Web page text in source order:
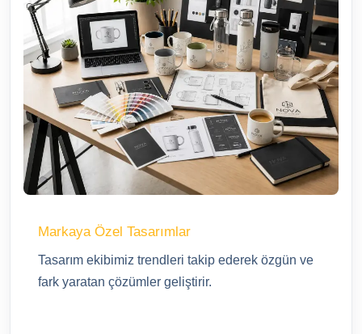
Markaya Özel Tasarımlar
Tasarım ekibimiz trendleri takip ederek özgün ve
fark yaratan çözümler geliştirir.